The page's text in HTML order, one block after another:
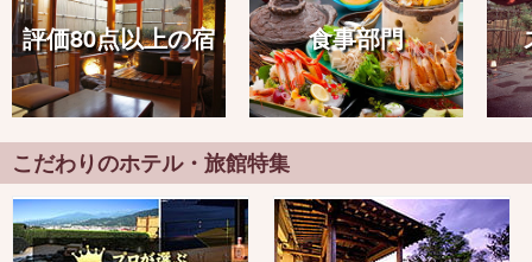
評価80点以上の宿 食事部門
こだわりのホテル・旅館特集